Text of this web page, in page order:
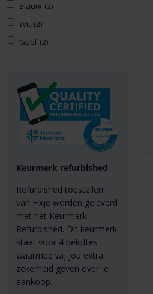
Blauw (2)
Wit (2)
Geel (2)
Keurmerk refurbished
Refurbished toestellen
van Fixje worden geleverd
met het Keurmerk
Refurbished. Dit keurmerk
staat voor 4 beloftes
waarmee wij jou extra
zekerheid geven over je
aankoop.